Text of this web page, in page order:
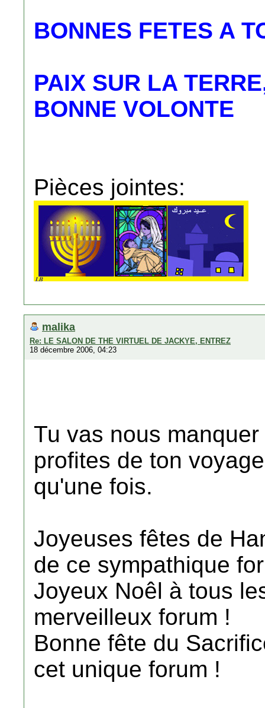
BONNES FETES A
PAIX SUR LA
BONNE VOLONTE
Pièces jointes:
malika
Re: LE SALON DE THE VIRTUEL DE JACKYE, ENTREZ
18 décembre 2006, 04:23
Tu vas nous
profites de ton
qu'une fois.
Joyeuses fêtes de
de ce sympathique
Joyeux Noêl à tous
merveilleux forum !
Bonne fête du
cet unique forum !